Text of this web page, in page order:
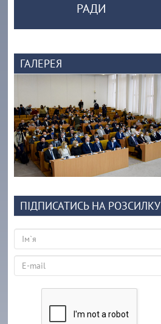
РАДИ
ГАЛЕРЕЯ
ПІДПИСАТИСЬ НА РОЗСИЛКУ